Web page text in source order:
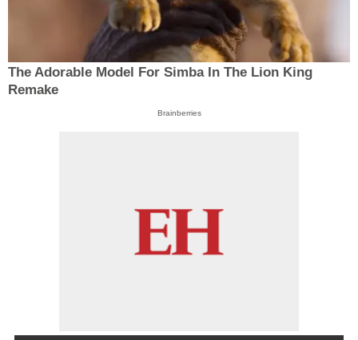
The Adorable Model For Simba In The Lion King
Remake
Brainberries